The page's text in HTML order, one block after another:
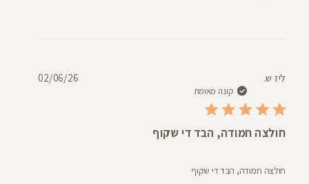
ליז ש.
קונה מאומת
חולצה חמודה, הבד די שקוף
חולצה חמודה, הבד די שקוף
תאריך02/06/26